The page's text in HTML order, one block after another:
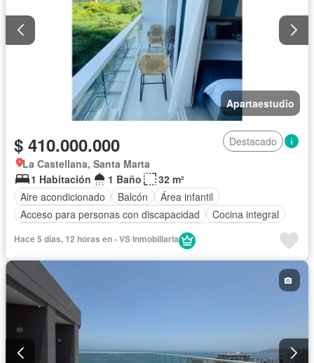
Apartaestudio
$ 410.000.000
Destacado
La Castellana, Santa Marta
1 Habitación
1 Baño
32 m²
Aire acondicionado
Balcón
Área infantil
Acceso para personas con discapacidad
Cocina integral
Vista panorámica
Agua
Hace 5 días, 12 horas en - VS Inmobiliaria